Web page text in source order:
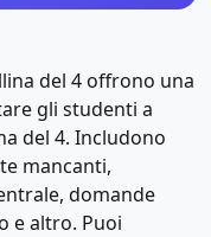
del 4 offrono una
gli studenti a
del 4. Includono
mancanti,
domande
e altro. Puoi